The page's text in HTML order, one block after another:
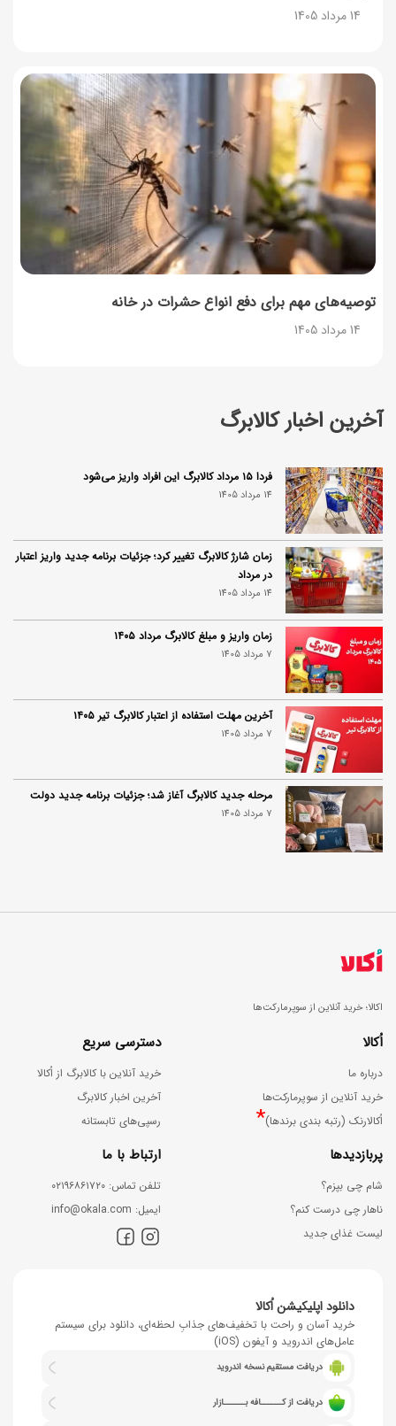
آخرین اخبار کالابرگ
فردا ۱۵ مرداد کالابرگ این افراد واریز می‌شود
14 مرداد 1405
زمان شارژ کالابرگ تغییر کرد؛ جزئیات برنامه جدید واریز اعتبار
در مرداد
14 مرداد 1405
زمان واریز و مبلغ کالابرگ مرداد ۱۴۰۵
7 مرداد 1405
آخرین مهلت استفاده از اعتبار کالابرگ تیر ۱۴۰۵
7 مرداد 1405
مرحله جدید کالابرگ آغاز شد؛ جزئیات برنامه جدید دولت
7 مرداد 1405
14 مرداد 1405
توصیه‌های مهم برای دفع انواع حشرات در خانه
14 مرداد 1405
اکالا؛ خرید آنلاین از سوپرمارکت‌ها
اُکالا
درباره ما
خرید آنلاین از سوپرمارکت‌ها
اُکالارنک (رتبه بندی برندها)*
دسترسی سریع
خرید آنلاین با کالابرگ از اُکالا
آخرین اخبار کالابرگ
رسپی‌های تابستانه
پربازدیدها
شام چی بپزم؟
ناهار چی درست کنم؟
لیست غذای جدید
ارتباط با ما
ﺗﻠﻔﻦ ﺗﻤﺎس: ۰۲۱۹۶۸۶۱۷۲۰
اﯾﻤﯿﻞ: info@okala.com
دانلود اپلیکیشن اُکالا
خرید آسان و راحت با تخفیف‌های جذابِ لحظه‌ای، دانلود برای سیستم
عامل‌های اندروید و آیفون (iOS)
دریافت مستقیم نسخه اندروید
دریافت از کــــــافه بــــــازار